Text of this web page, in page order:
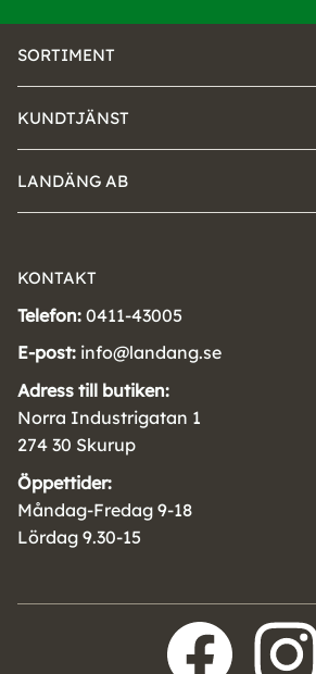
SORTIMENT
KUNDTJÄNST
LANDÄNG AB
KONTAKT
Telefon: 0411-43005
E-post: info@landang.se
Adress till butiken:
Norra Industrigatan 1
274 30 Skurup
Öppettider:
Måndag-Fredag 9-18
Lördag 9.30-15